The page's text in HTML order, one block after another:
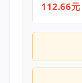
112.66元